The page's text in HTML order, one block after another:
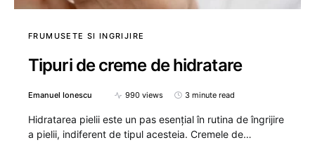
FRUMUSETE SI INGRIJIRE
Tipuri de creme de hidratare
Emanuel Ionescu 990 views 3 minute read
Hidratarea pielii este un pas esențial în rutina de îngrijire
a pielii, indiferent de tipul acesteia. Cremele de…